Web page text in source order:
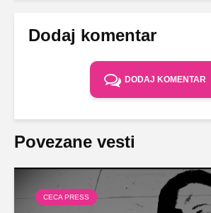
Dodaj komentar
DODAJ KOMENTAR
Povezane vesti
CECA PRESS